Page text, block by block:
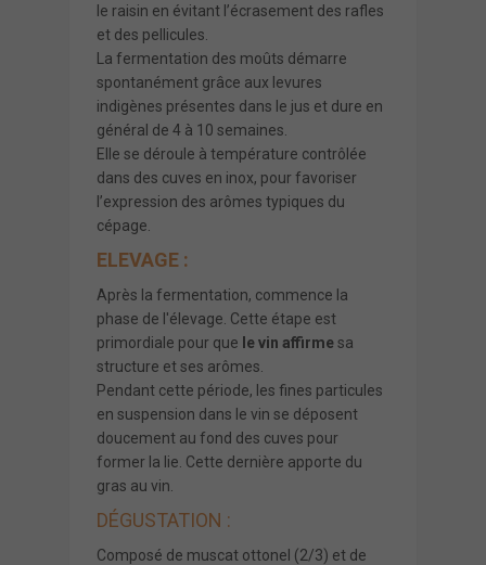
le raisin en évitant l’écrasement des rafles
et des pellicules.
La fermentation des moûts démarre
spontanément grâce aux levures
indigènes présentes dans le jus et dure en
général de 4 à 10 semaines.
Elle se déroule à température contrôlée
dans des cuves en inox, pour favoriser
l’expression des arômes typiques du
cépage.
ELEVAGE :
Après la fermentation, commence la
phase de l'élevage. Cette étape est
primordiale pour que le vin affirmesa
structure et ses arômes.
Pendant cette période, les fines particules
en suspension dans le vin se déposent
doucement au fond des cuves pour
former la lie. Cette dernière apporte du
gras au vin.
DÉGUSTATION :
Composé de muscat ottonel (2/3) et de